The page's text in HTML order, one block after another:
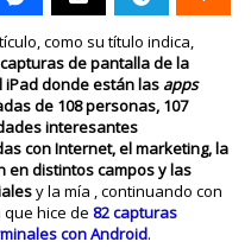
como su título indica,
capturas de pantalla de la
iPad donde están las apps
de 108 personas, 107
interesantes
con Internet, el marketing, la
en distintos campos y las
y la mía , continuando con
hice de 82 capturas
con Android.